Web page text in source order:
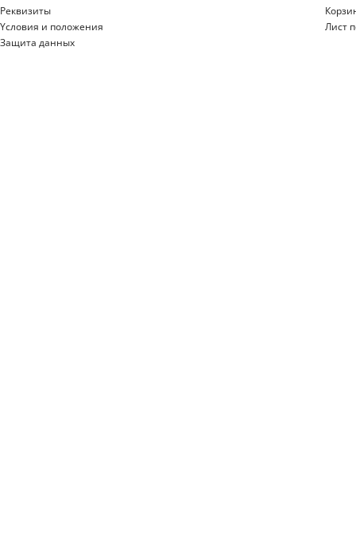
Реквизиты
Yсловия и положения
Защита данных
Лист